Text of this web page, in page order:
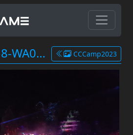
IMG-20230818-WA0002.jpg CCCamp2023